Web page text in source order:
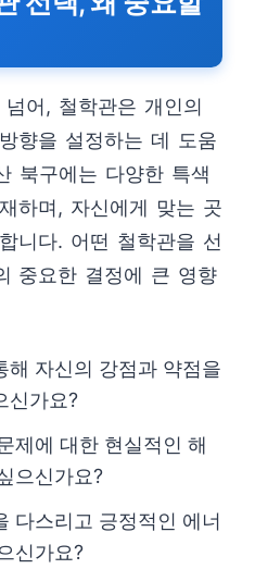
어, 철학관은 개인의
향을 설정하는 데 도움
북구에는 다양한 특색
하며, 자신에게 맞는 곳
니다. 어떤 철학관을 선
중요한 결정에 큰 영향
해 자신의 강점과 약점을
신가요?
제에 대한 현실적인 해
으신가요?
다스리고 긍정적인 에너
신가요?